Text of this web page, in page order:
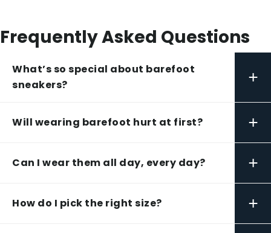
Frequently Asked Questions
What’s so special about barefoot
sneakers?
+
Will wearing barefoot hurt at first? +
Can I wear them all day, every day? +
How do I pick the right size? +